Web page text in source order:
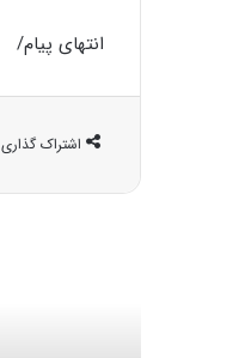
انتهای پیام/
اشتراک گذاری